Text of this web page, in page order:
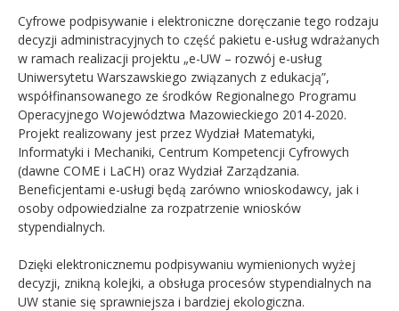
Cyfrowe podpisywanie i elektroniczne doręczanie tego rodzaju
decyzji administracyjnych to część pakietu e-usług wdrażanych
w ramach realizacji projektu „e-UW – rozwój e-usług
Uniwersytetu Warszawskiego związanych z edukacją”,
współfinansowanego ze środków Regionalnego Programu
Operacyjnego Województwa Mazowieckiego 2014-2020.
Projekt realizowany jest przez Wydział Matematyki,
Informatyki i Mechaniki, Centrum Kompetencji Cyfrowych
(dawne COME i LaCH) oraz Wydział Zarządzania.
Beneficjentami e-usługi będą zarówno wnioskodawcy, jak i
osoby odpowiedzialne za rozpatrzenie wniosków
stypendialnych.
Dzięki elektronicznemu podpisywaniu wymienionych wyżej
decyzji, znikną kolejki, a obsługa procesów stypendialnych na
UW stanie się sprawniejsza i bardziej ekologiczna.